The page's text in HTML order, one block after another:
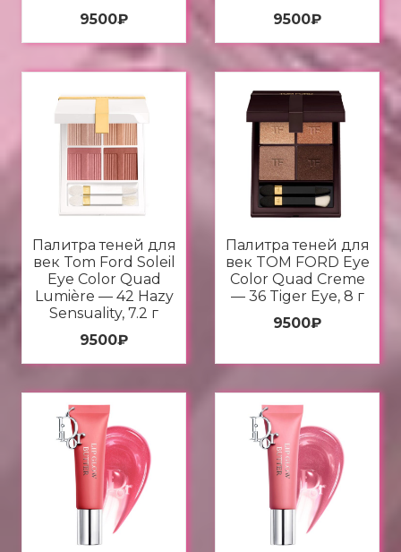
9500₽
9500₽
Палитра теней для
век Tom Ford Soleil
Eye Color Quad
Lumière — 42 Hazy
Sensuality, 7.2 г
9500₽
Палитра теней для
век TOM FORD Eye
Color Quad Creme
— 36 Tiger Eye, 8 г
9500₽